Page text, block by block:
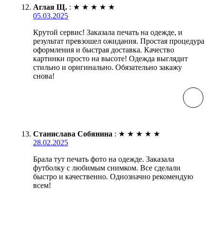
Аглая Щ. : ★ ★ ★ ★ ★
05.03.2025
Крутой сервис! Заказала печать на одежде, и
результат превзошел ожидания. Простая процедура
оформления и быстрая доставка. Качество
картинки просто на высоте! Одежда выглядит
стильно и оригинально. Обязательно закажу
снова!
Станислава Собянина : ★ ★ ★ ★ ★
28.02.2025
Брала тут печать фото на одежде. Заказала
футболку с любимым снимком. Все сделали
быстро и качественно. Однозначно рекомендую
всем!